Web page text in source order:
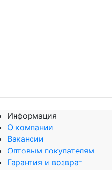
Информация
О компании
Вакансии
Оптовым покупателям
Гарантия и возврат